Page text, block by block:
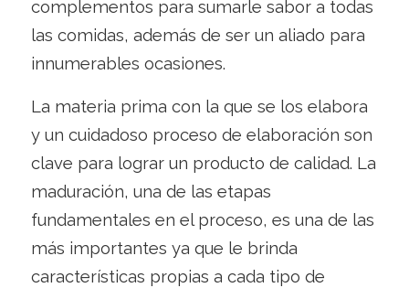
complementos para sumarle sabor a todas
las comidas, además de ser un aliado para
innumerables ocasiones.
La materia prima con la que se los elabora
y un cuidadoso proceso de elaboración son
clave para lograr un producto de calidad. La
maduración, una de las etapas
fundamentales en el proceso, es una de las
más importantes ya que le brinda
características propias a cada tipo de